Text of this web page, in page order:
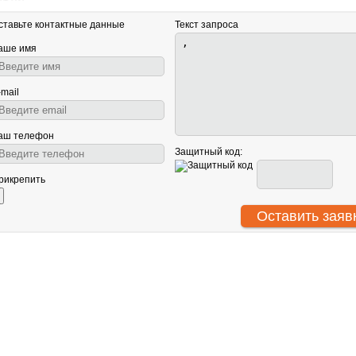
контактные данные
имя
телефон
Текст запроса
Защитный код: